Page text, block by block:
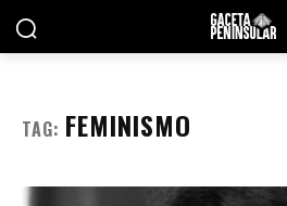
TAG: FEMINISMO